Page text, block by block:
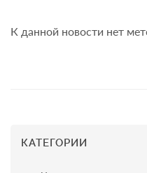
К данной новости нет
КАТЕГОРИИ